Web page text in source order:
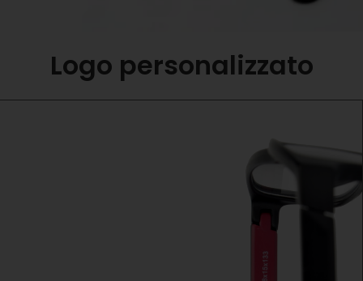
Logo personalizzato